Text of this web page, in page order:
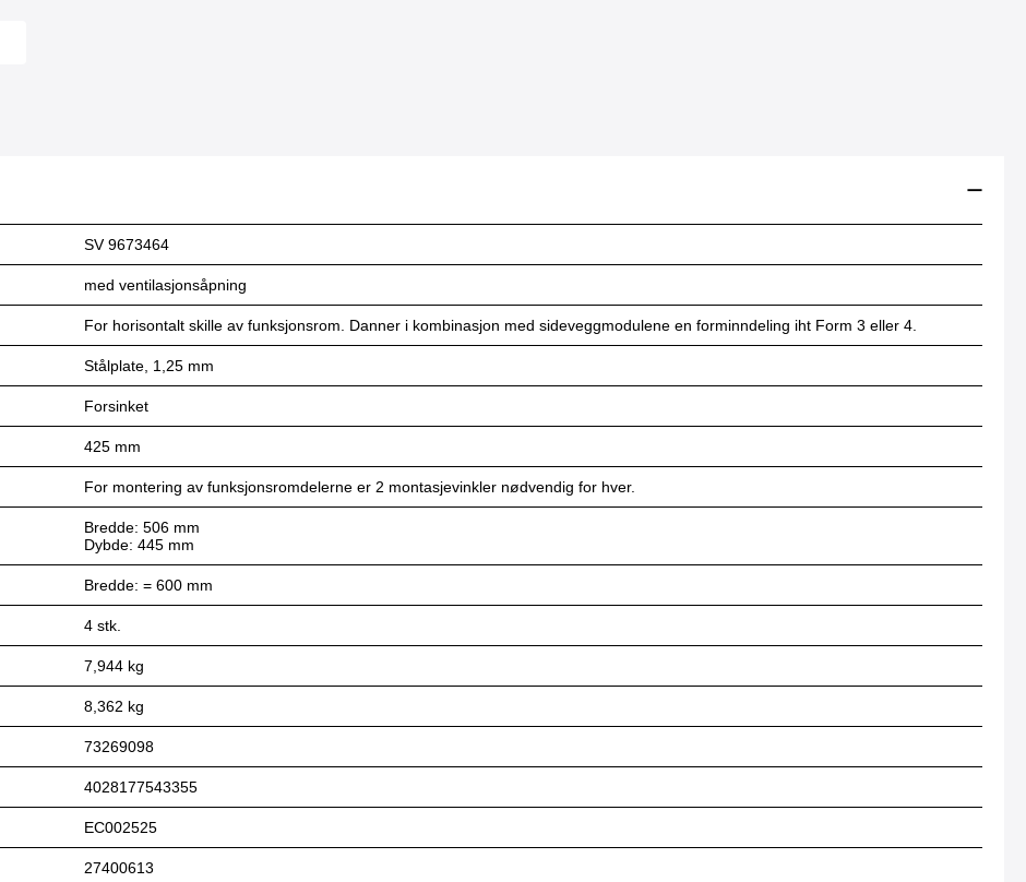
SV 9673464
med ventilasjonsåpning
For horisontalt skille av funksjonsrom. Danner i kombinasjon med sideveggmodulene en forminndeling iht Form 3 eller 4.
Stålplate, 1,25 mm
Forsinket
425 mm
For montering av funksjonsromdelerne er 2 montasjevinkler nødvendig for hver.
Bredde: 506 mm
Dybde: 445 mm
Bredde: = 600 mm
4 stk.
7,944 kg
8,362 kg
73269098
4028177543355
EC002525
27400613